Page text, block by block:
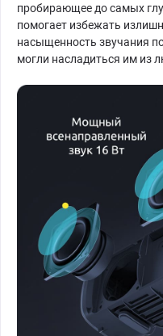
пробирающее до самых
помогает избежать
насыщенность звучания
могли насладиться им из